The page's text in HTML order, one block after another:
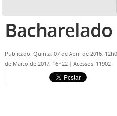
Publicado: Quinta, 07 de Abril de 2016,
de Março de 2017, 16h22 | Acessos: 11902